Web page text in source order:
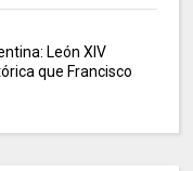
León XIV
que Francisco